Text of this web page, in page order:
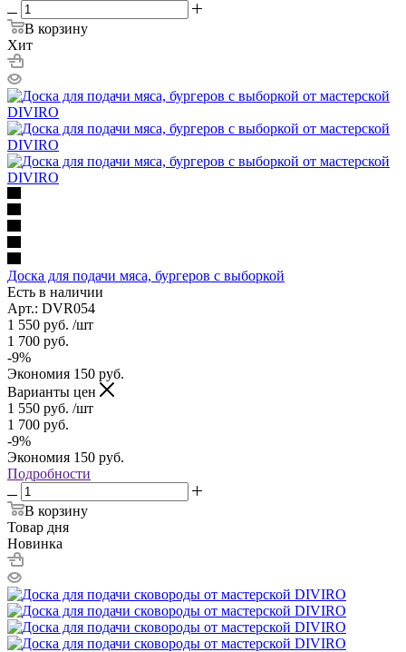
В корзину
Хит
Доска для подачи мяса, бургеров с выборкой
Есть в наличии
Арт.: DVR054
1 550 руб. /шт
1 700 руб.
-9%
Экономия 150 руб.
Варианты цен
1 550 руб. /шт
1 700 руб.
-9%
Экономия 150 руб.
Подробности
В корзину
Товар дня
Новинка